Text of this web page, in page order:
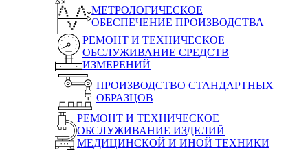
МЕТРОЛОГИЧЕСКОЕ
ОБЕСПЕЧЕНИЕ ПРОИЗВОДСТВА
РЕМОНТ И ТЕХНИЧЕСКОЕ
ОБСЛУЖИВАНИЕ СРЕДСТВ
ИЗМЕРЕНИЙ
ПРОИЗВОДСТВО СТАНДАРТНЫХ
ОБРАЗЦОВ
РЕМОНТ И ТЕХНИЧЕСКОЕ
ОБСЛУЖИВАНИЕ ИЗДЕЛИЙ
МЕДИЦИНСКОЙ И ИНОЙ ТЕХНИКИ